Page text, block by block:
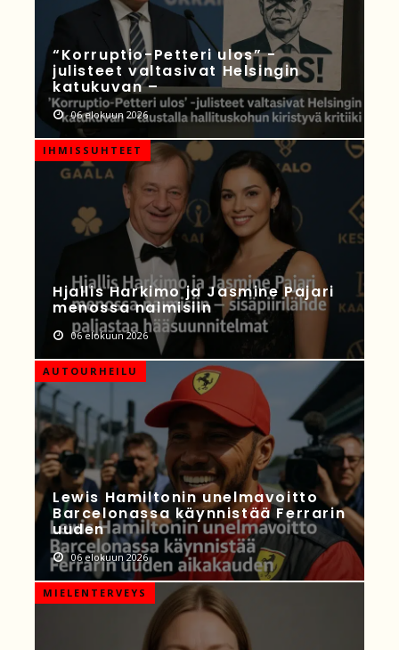
“Korruptio-Petteri ulos” -
julisteet valtasivat Helsingin
katukuvan –
06 elokuun 2026
IHMISSUHTEET
Hjallis Harkimo ja Jasmine Pajari
menossa naimisiin
06 elokuun 2026
AUTOURHEILU
Lewis Hamiltonin unelmavoitto
Barcelonassa käynnistää Ferrarin
uuden
06 elokuun 2026
MIELENTERVEYS